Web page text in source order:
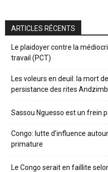
ARTICLES RÉCENTS
Le plaidoyer contre la
travail (PCT)
Les voleurs en deuil: la mort
persistance des rites
Sassou Nguesso est un frein
Congo: lutte d’influence
primature
Le Congo serait en faillite